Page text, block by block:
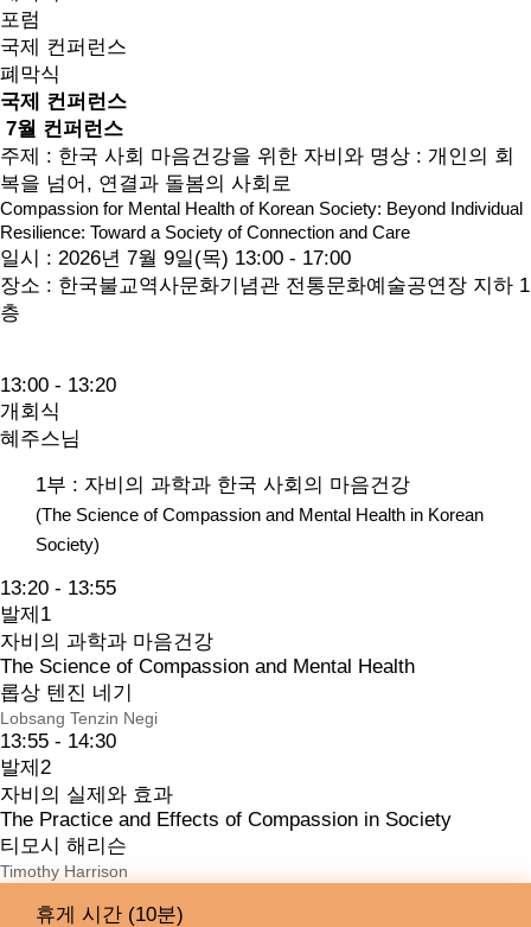
포럼
국제 컨퍼런스
폐막식
국제 컨퍼런스
7월 컨퍼런스
주제 : 한국 사회 마음건강을 위한 자비와 명상 : 개인의 회
복을 넘어, 연결과 돌봄의 사회로
Compassion for Mental Health of Korean Society: Beyond Individual
Resilience: Toward a Society of Connection and Care
일시 : 2026년 7월 9일(목) 13:00 - 17:00
장소 : 한국불교역사문화기념관 전통문화예술공연장 지하 1
층
13:00 - 13:20
개회식
혜주스님
1부 : 자비의 과학과 한국 사회의 마음건강
(The Science of Compassion and Mental Health in Korean
Society)
13:20 - 13:55
발제1
자비의 과학과 마음건강
The Science of Compassion and Mental Health
롭상 텐진 네기
Lobsang Tenzin Negi
13:55 - 14:30
발제2
자비의 실제와 효과
The Practice and Effects of Compassion in Society
티모시 해리슨
Timothy Harrison
휴게 시간 (10분)